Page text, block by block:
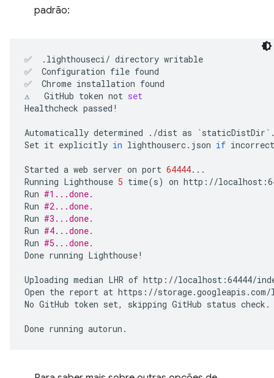
padrão:
✅ .lighthouseci/ directory writable
✅
Configuration file found
✅
Chrome installation found
⚠️
GitHub token not set
Healthcheck passed!
Automatically determined ./dist as `staticDistDir `
Set it explicitly in lighthouserc.json if
Started a web server on port 64444...
Running Lighthouse 5 time(s) on http://
Run #1...done.
Run #2...done.
Run #3...done.
Run #4...done.
Run #5...done.
Done running Lighthouse!
Uploading median LHR of http://localhost:64444/
Open the report at https://storage.googleapis.com/
No GitHub token set, skipping GitHub status check.
Done running